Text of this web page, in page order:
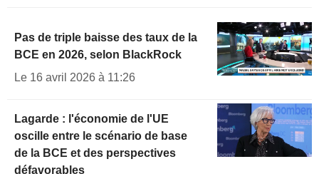
Pas de triple baisse des taux de la
BCE en 2026, selon BlackRock
Le 16 avril 2026 à 11:26
Lagarde : l'économie de l'UE
oscille entre le scénario de base
de la BCE et des perspectives
défavorables